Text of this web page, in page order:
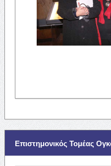
Επιστημονικός Τομέας